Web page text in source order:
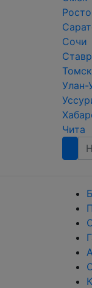
Сочи
Томск
Улан-
Чита